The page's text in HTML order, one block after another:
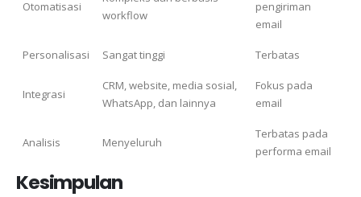
Otomatisasi
workflow
pengiriman
email
Personalisasi Sangat tinggi Terbatas
Integrasi
CRM, website, media sosial,
WhatsApp, dan lainnya
Fokus pada
email
Analisis Menyeluruh
Terbatas pada
performa email
Kesimpulan